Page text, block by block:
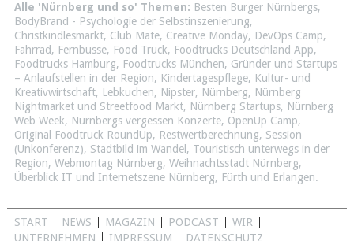
Alle 'Nürnberg und so' Themen: Besten Burger Nürnbergs,
BodyBrand - Psychologie der Selbstinszenierung,
Christkindlesmarkt, Club Mate, Creative Monday, DevOps Camp,
Fahrrad, Fernbusse, Food Truck, Foodtrucks Deutschland App,
Foodtrucks Hamburg, Foodtrucks München, Gründer und Startups
– Anlaufstellen in der Region, Kindertagespflege, Kultur- und
Kreativwirtschaft, Lebkuchen, Nipster, Nürnberg, Nürnberg
Nightmarket und Streetfood Markt, Nürnberg Startups, Nürnberg
Web Week, Nürnbergs vergessen Konzerte, OpenUp Camp,
Original Foodtruck RoundUp, Restwertberechnung, Session
(Unkonferenz), Stadtbild im Wandel , Touristisch unterwegs in der
Region, Webmontag Nürnberg, Weihnachtsstadt Nürnberg,
Überblick IT und Internetszene Nürnberg, Fürth und Erlangen.
START NEWS MAGAZIN PODCAST
WIR
UNTERNEHMEN
IMPRESSUM DATENSCHUTZ